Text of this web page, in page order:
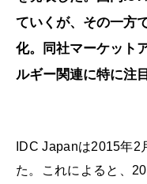
ていくが、その一方
化。同社マーケット
ルギー関連に特に注
IDC Japanは2015年2
た。これによると、